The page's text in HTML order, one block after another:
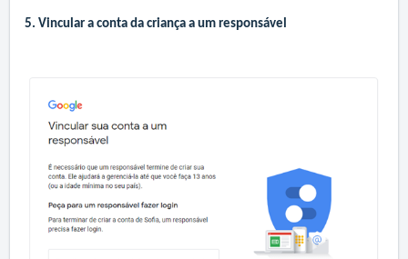
5. Vincular a conta da criança a um responsável